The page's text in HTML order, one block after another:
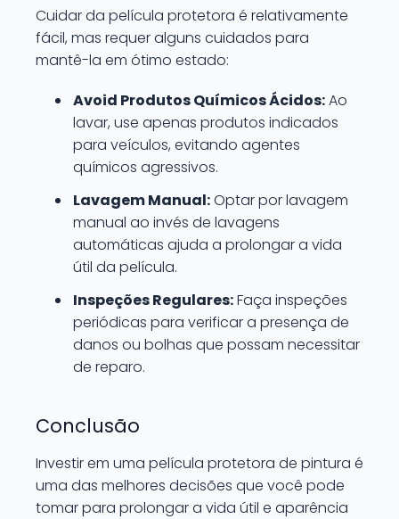
Cuidar da película protetora é relativamente
fácil, mas requer alguns cuidados para
mantê-la em ótimo estado:
Avoid Produtos Químicos Ácidos:Ao
lavar, use apenas produtos indicados
para veículos, evitando agentes
químicos agressivos.
Lavagem Manual:Optar por lavagem
manual ao invés de lavagens
automáticas ajuda a prolongar a vida
útil da película.
Inspeções Regulares:Faça inspeções
periódicas para verificar a presença de
danos ou bolhas que possam necessitar
de reparo.
Conclusão
Investir em uma película protetora de pintura é
uma das melhores decisões que você pode
tomar para prolongar a vida útil e aparência